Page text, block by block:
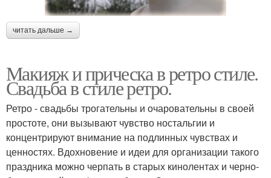
читать дальше →
Макияж и прическа в ретро стиле.
Свадьба в стиле ретро.
Ретро - свадьбы трогательны и очаровательны в своей
простоте, они вызывают чувство ностальгии и
концентрируют внимание на подлинных чувствах и
ценностях. Вдохновение и идеи для организации такого
праздника можно черпать в старых кинолентах и черно-